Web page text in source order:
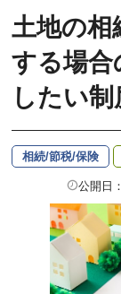
土地の相
する場合
したい
相続/節税/保険
公開日